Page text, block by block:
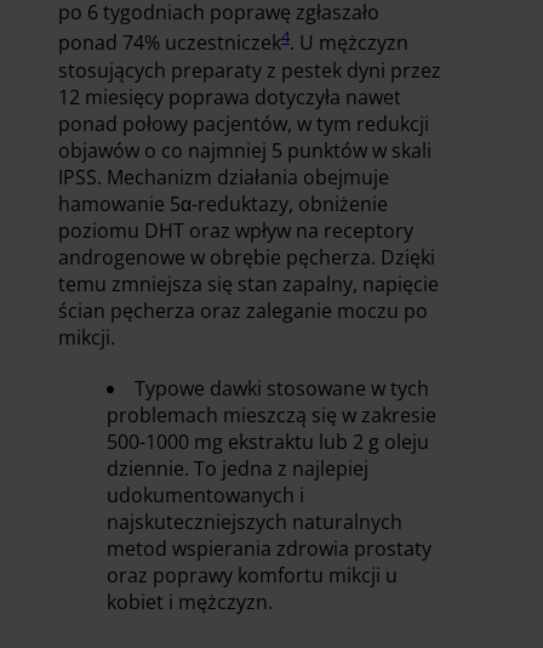
po 6 tygodniach poprawę zgłaszało
ponad 74% uczestniczek4. U mężczyzn
stosujących preparaty z pestek dyni przez
12 miesięcy poprawa dotyczyła nawet
ponad połowy pacjentów, w tym redukcji
objawów o co najmniej 5 punktów w skali
IPSS. Mechanizm działania obejmuje
hamowanie 5α-reduktazy, obniżenie
poziomu DHT oraz wpływ na receptory
androgenowe w obrębie pęcherza. Dzięki
temu zmniejsza się stan zapalny, napięcie
ścian pęcherza oraz zaleganie moczu po
mikcji.
Typowe dawki stosowane w tych
problemach mieszczą się w zakresie
500-1000 mg ekstraktu lub 2 g oleju
dziennie. To jedna z najlepiej
udokumentowanych i
najskuteczniejszych naturalnych
metod wspierania zdrowia prostaty
oraz poprawy komfortu mikcji u
kobiet i mężczyzn.